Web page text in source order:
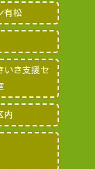
有松
いき支援セ
内